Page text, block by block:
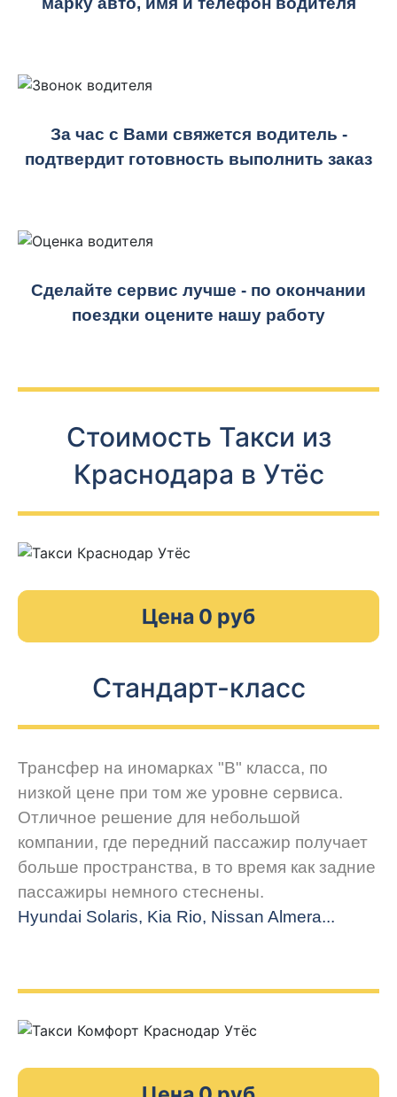
За час с Вами свяжется водитель -
подтвердит готовность выполнить заказ
Сделайте сервис лучше - по окончании
поездки оцените нашу работу
Стоимость Такси из
Краснодара в Утёс
Цена 0 руб
Стандарт-класс
Трансфер на иномарках "В" класса, по
низкой цене при том же уровне сервиса.
Отличное решение для небольшой
компании, где передний пассажир получает
больше пространства, в то время как задние
пассажиры немного стеснены.
Hyundai Solaris, Kia Rio, Nissan Almera...